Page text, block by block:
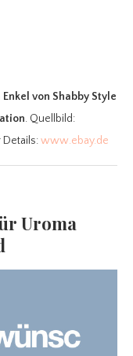
von Shabby Style
. Quellbild:
Details:www.ebay.de
Uroma